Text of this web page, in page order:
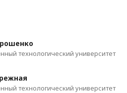
технологический университет
технологический университет